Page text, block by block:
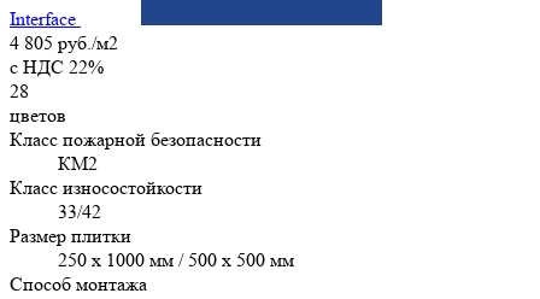
Interface
4 805 руб./м2
c НДС 22%
28
цветов
Класс пожарной безопасности
КМ2
Класс износостойкости
33/42
Размер плитки
250 x 1000 мм / 500 x 500 мм
Способ монтажа